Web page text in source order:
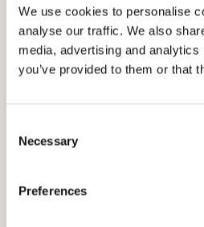
We use cookies to personalise
analyse our traffic. We also
media, advertising and
you’ve provided to them or that
Selection
Necessary
Preferences